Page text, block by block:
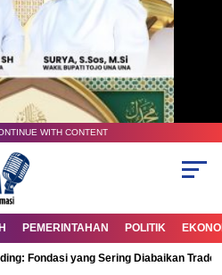
WITH CONTENT
PEMERINTAHAN POLITIK
Fondasi yang Sering Diabaikan